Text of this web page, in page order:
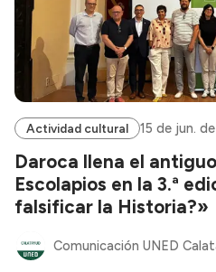
Actividad cultural 15 de jun.
Daroca llena el
Escolapios en la 3.ª
falsificar la Historia?»
Comunicación UNED